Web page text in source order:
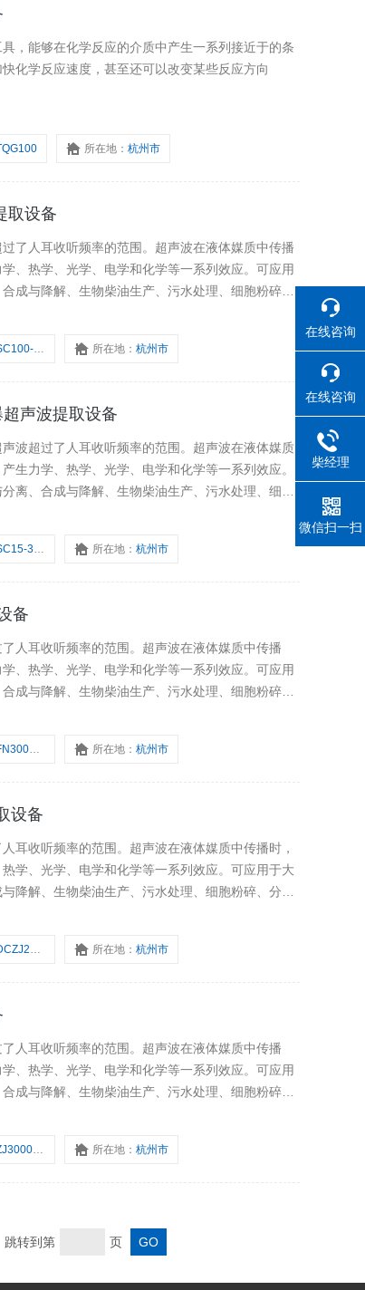
，能够在化学反应的介质中产生一系列接近于的条
化学反应速度，甚至还可以改变某些反应方向
所在地：杭州市
取设备
了人耳收听频率的范围。超声波在液体媒质中传播
、热学、光学、电学和化学等一系列效应。可应用
成与降解、生物柴油生产、污水处理、细胞粉碎、
3000-JB 所在地：杭州市
声波提取设备
波超过了人耳收听频率的范围。超声波在液体媒质
生力学、热学、光学、电学和化学等一系列效应。
离、合成与降解、生物柴油生产、污水处理、细胞
3000-20EX 所在地：杭州市
备
人耳收听频率的范围。超声波在液体媒质中传播
、热学、光学、电学和化学等一系列效应。可应用
成与降解、生物柴油生产、污水处理、细胞粉碎、
SC25 所在地：杭州市
设备
耳收听频率的范围。超声波在液体媒质中传播时，
学、光学、电学和化学等一系列效应。可应用于大
降解、生物柴油生产、污水处理、细胞粉碎、分散
9000-JB 所在地：杭州市
人耳收听频率的范围。超声波在液体媒质中传播
、热学、光学、电学和化学等一系列效应。可应用
成与降解、生物柴油生产、污水处理、细胞粉碎、
JB 所在地：杭州市
跳转到第 页
在线咨询
在线咨询
柴经理
微信扫一扫